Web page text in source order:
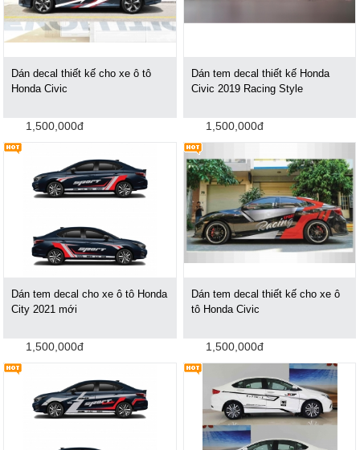
Dán decal thiết kế cho xe ô tô
Honda Civic
1,500,000đ
Dán tem decal thiết kế Honda
Civic 2019 Racing Style
1,500,000đ
Dán tem decal cho xe ô tô Honda
City 2021 mới
1,500,000đ
Dán tem decal thiết kế cho xe ô
tô Honda Civic
1,500,000đ